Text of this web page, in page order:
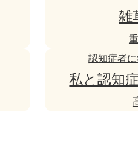
雑
認知症者に
私と認知